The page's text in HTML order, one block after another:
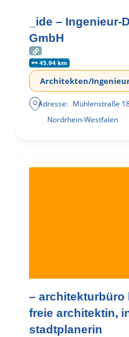
_ide –
GmbH
45.94 km
Architekten/
Adresse: Mühlenstraße
Nordrhein-Westfalen
– architekturbüro
freie architektin,
stadtplanerin